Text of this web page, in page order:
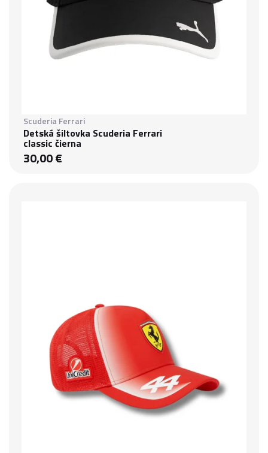
Scuderia Ferrari
Detská šiltovka Scuderia Ferrari
classic čierna
30,00 €